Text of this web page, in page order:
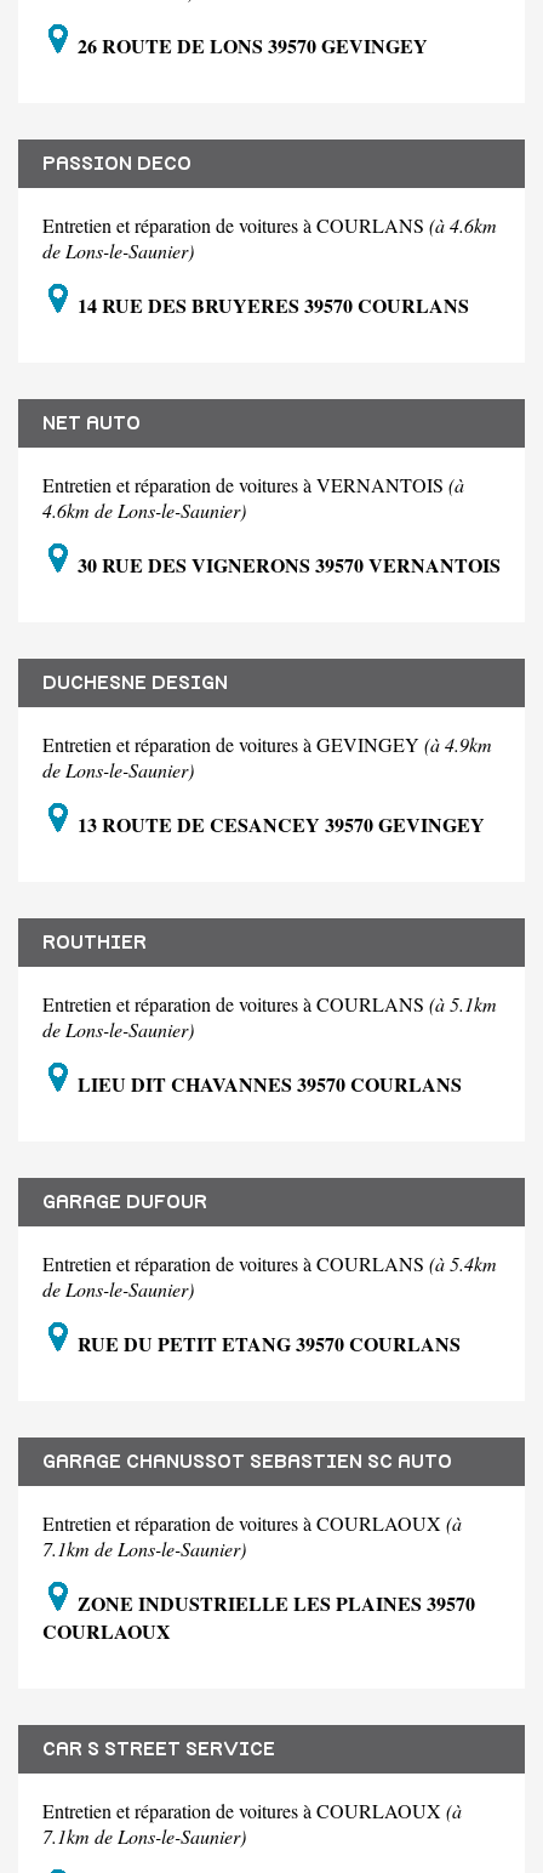
26 ROUTE DE LONS 39570 GEVINGEY
PASSION DECO
Entretien et réparation de voitures à COURLANS (à 4.6km
de Lons-le-Saunier)
14 RUE DES BRUYERES 39570 COURLANS
NET AUTO
Entretien et réparation de voitures à VERNANTOIS (à
4.6km de Lons-le-Saunier)
30 RUE DES VIGNERONS 39570 VERNANTOIS
DUCHESNE DESIGN
Entretien et réparation de voitures à GEVINGEY (à 4.9km
de Lons-le-Saunier)
13 ROUTE DE CESANCEY 39570 GEVINGEY
ROUTHIER
Entretien et réparation de voitures à COURLANS (à 5.1km
de Lons-le-Saunier)
LIEU DIT CHAVANNES 39570 COURLANS
GARAGE DUFOUR
Entretien et réparation de voitures à COURLANS (à 5.4km
de Lons-le-Saunier)
RUE DU PETIT ETANG 39570 COURLANS
GARAGE CHANUSSOT SEBASTIEN SC AUTO
Entretien et réparation de voitures à COURLAOUX (à
7.1km de Lons-le-Saunier)
ZONE INDUSTRIELLE LES PLAINES 39570
COURLAOUX
CAR S STREET SERVICE
Entretien et réparation de voitures à COURLAOUX (à
7.1km de Lons-le-Saunier)